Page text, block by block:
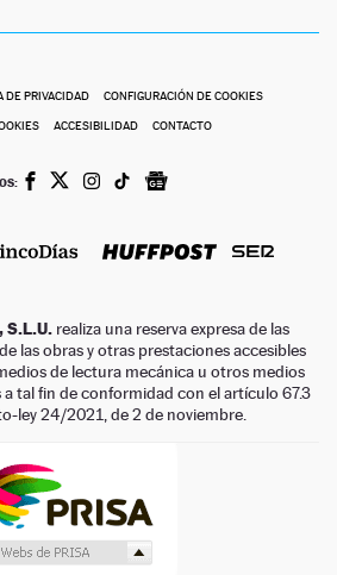
DE PRIVACIDAD CONFIGURACIÓN DE COOKIES
ACCESIBILIDAD CONTACTO
S.L.U. realiza una reserva expresa de las
las obras y otras prestaciones accesibles
de lectura mecánica u otros medios
tal fin de conformidad con el artículo 67.3
ley 24/2021, de 2 de noviembre.